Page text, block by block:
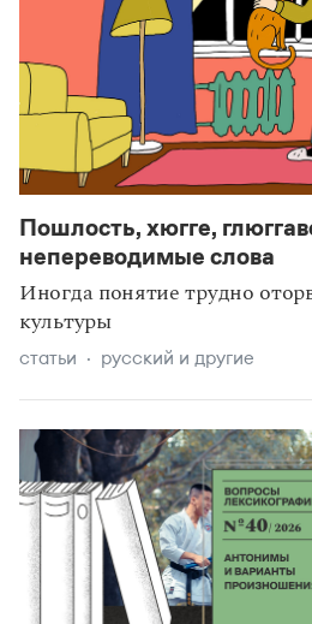
Пошлость, хюгге,
непереводимые слова
Иногда понятие трудно
культуры
статьи русский и другие